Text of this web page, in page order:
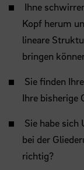
Ihne
Kopf herum
lineare
bringen
Sie finden
Ihre bisherige
Sie habe
bei der
richtig?